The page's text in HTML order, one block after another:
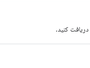
دریافت کنید.